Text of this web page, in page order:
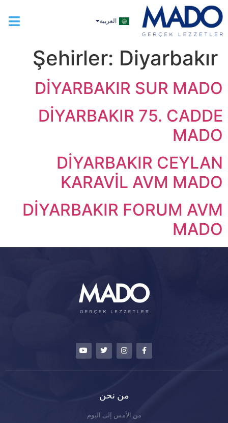
العربية
ENGLISH
Şehirler: Diyarbakır
DİYARBAKIR SUR MADO
DİYARBAKIR 75. CADDE
MADO
DİYARBAKIR CEYLAN
KARAVİL AVM MADO
DİYARBAKIR FORUM AVM
MADO
من نحن
من الأمس إلى اليوم